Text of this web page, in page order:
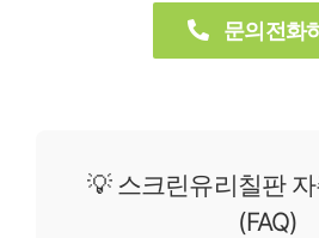
문의전화
💡 스크린유리칠판
(FAQ)